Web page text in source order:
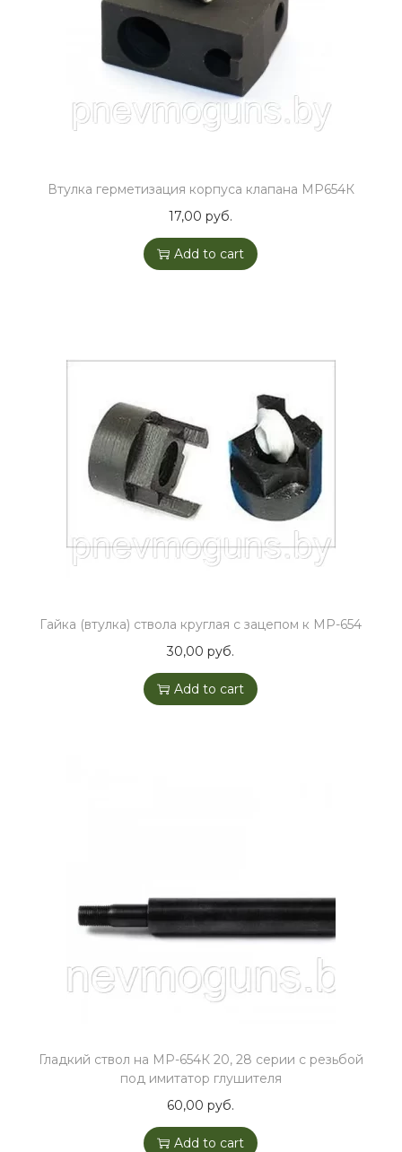
o
Втулка герметизация корпуса клапана МР654К
17,00руб.
Add to cart
Гайка (втулка) ствола круглая с зацепом к МР-654
30,00руб.
Add to cart
Гладкий ствол на МР-654К 20, 28 серии с резьбой
под имитатор глушителя
60,00руб.
Add to cart